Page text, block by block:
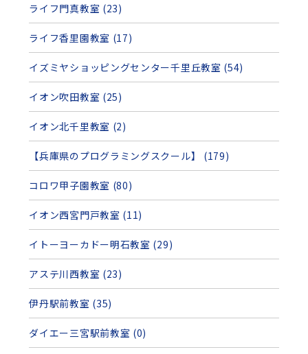
ライフ門真教室 (23)
ライフ香里園教室 (17)
イズミヤショッピングセンター千里丘教室 (54)
イオン吹田教室 (25)
イオン北千里教室 (2)
【兵庫県のプログラミングスクール】 (179)
コロワ甲子園教室 (80)
イオン西宮門戸教室 (11)
イトーヨーカドー明石教室 (29)
アステ川西教室 (23)
伊丹駅前教室 (35)
ダイエー三宮駅前教室 (0)